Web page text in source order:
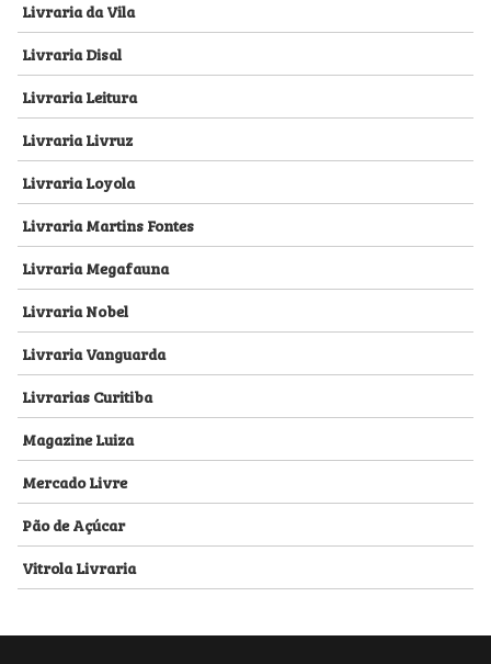
Livraria da Vila
Livraria Disal
Livraria Leitura
Livraria Livruz
Livraria Loyola
Livraria Martins Fontes
Livraria Megafauna
Livraria Nobel
Livraria Vanguarda
Livrarias Curitiba
Magazine Luiza
Mercado Livre
Pão de Açúcar
Vitrola Livraria